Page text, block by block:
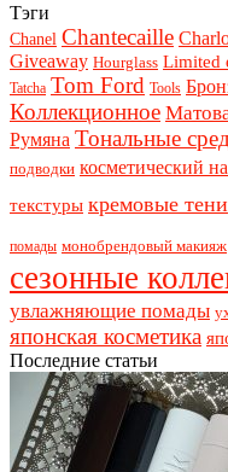
Тэги
Chanel Chantecaille
Giveaway Hourglass Limited
Tatcha Tom Ford Tools
Коллекционное
Румяна Тональные
подводки косметический
текстуры кремовые тени
помады монобрендовый макияж
сезонные
увлажняющие помады
японская косметика
Последние статьи